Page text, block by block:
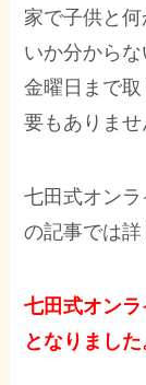
家で子供と
いか分から
金曜日まで
要もありませ
七田式オン
の記事では詳
七田式オン
となりました